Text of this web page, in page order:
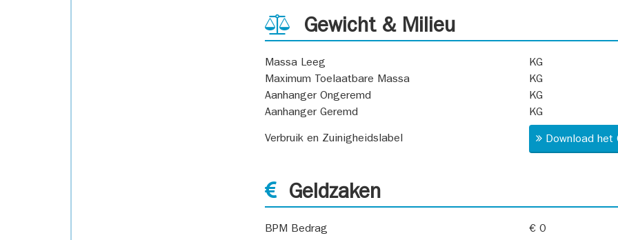
Gewicht & Milieu
Massa Leeg
KG
Maximum Toelaatbare Massa
KG
Aanhanger Ongeremd
KG
Aanhanger Geremd
KG
Verbruik en Zuinigheidslabel Download
Geldzaken
BPM Bedrag
€ 0